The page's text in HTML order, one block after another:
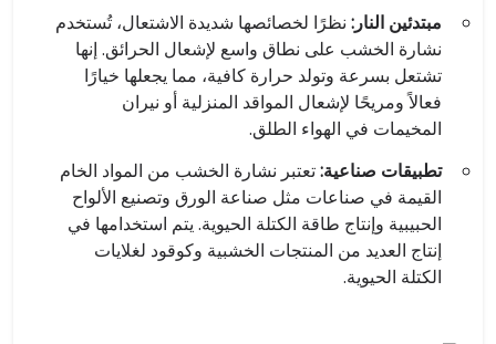
مبتدئين النار: نظرًا لخصائصها شديدة الاشتعال، تُستخدم
نشارة الخشب على نطاق واسع لإشعال الحرائق. إنها
تشتعل بسرعة وتولد حرارة كافية، مما يجعلها خيارًا
فعالاً ومريحًا لإشعال المواقد المنزلية أو نيران
المخيمات في الهواء الطلق.
تطبيقات صناعية:تعتبر نشارة الخشب من المواد الخام
القيمة في صناعات مثل صناعة الورق وتصنيع الألواح
الحبيبية وإنتاج طاقة الكتلة الحيوية. يتم استخدامها في
إنتاج العديد من المنتجات الخشبية وكوقود لغلايات
الكتلة الحيوية.